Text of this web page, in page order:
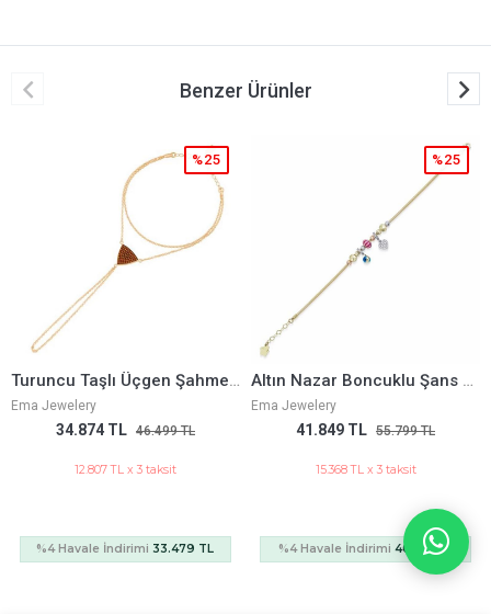
Benzer Ürünler
Turuncu Taşlı Üçgen Şahmeran
46.499 TL
33.479 TL
Altın Nazar Boncuklu Şans Bileklik
41.849 TL 55.799 TL
%4 Havale İndirimi40.175 TL
11Mm
278.993
%4 Havale